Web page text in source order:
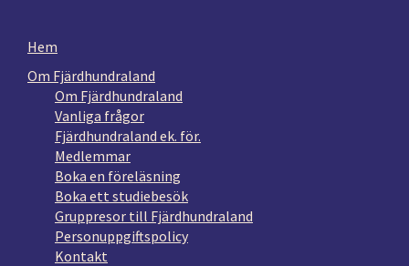
Hem
Om Fjärdhundraland
Om Fjärdhundraland
Vanliga frågor
Fjärdhundraland ek. för.
Medlemmar
Boka en föreläsning
Boka ett studiebesök
Gruppresor till Fjärdhundraland
Personuppgiftspolicy
Kontakt